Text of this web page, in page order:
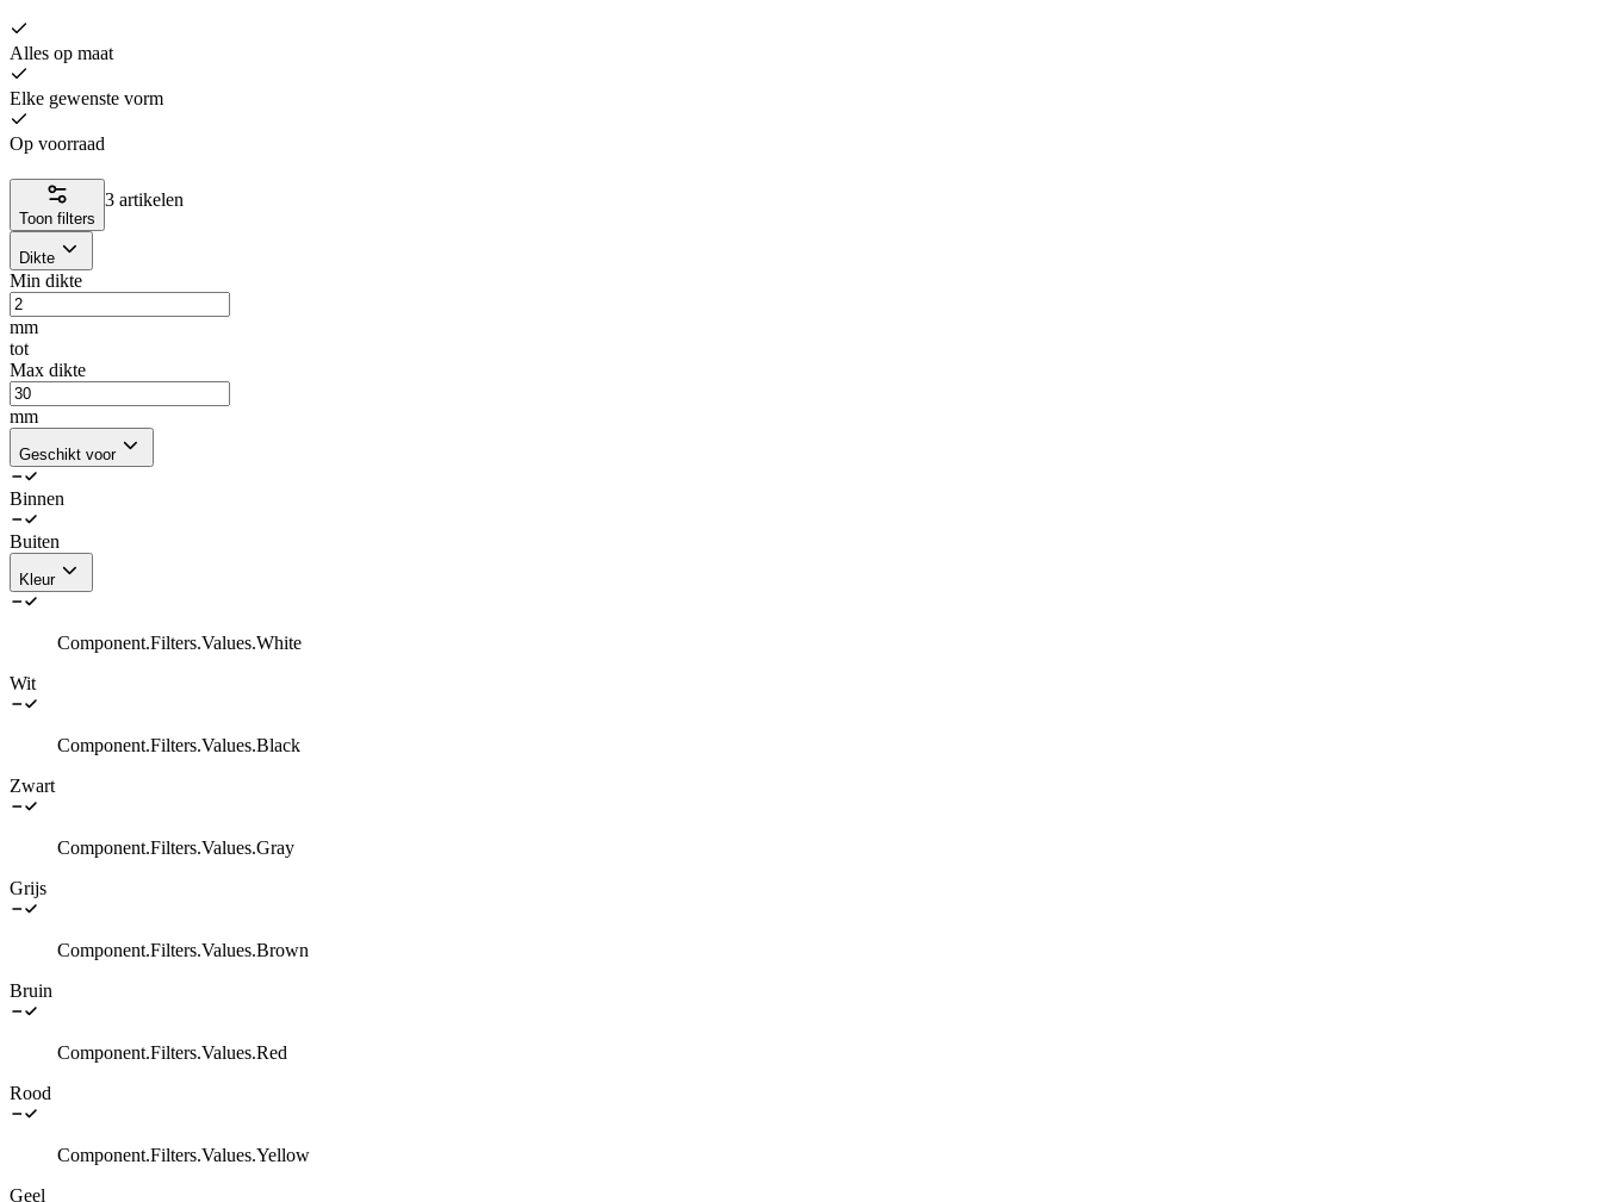
Alles op maat
Elke gewenste vorm
Op voorraad
Toon filters
3 artikelen
Dikte
Min dikte
mm
tot
Max dikte
mm
Geschikt voor
Binnen
Buiten
Kleur
Component.Filters.Values.White
Wit
Component.Filters.Values.Black
Zwart
Component.Filters.Values.Gray
Grijs
Component.Filters.Values.Brown
Bruin
Component.Filters.Values.Red
Rood
Component.Filters.Values.Yellow
Geel